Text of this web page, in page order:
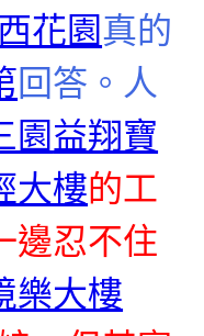
花園真的
回答。人
園益翔寶
大樓的工
邊忍不住
樂大樓